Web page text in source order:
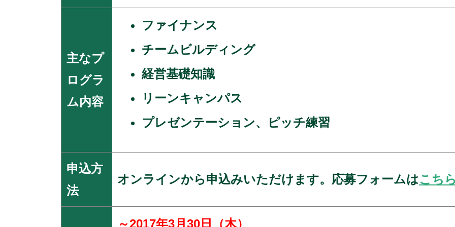
主なプ
ログラ
ム内容
ファイナンス
チームビルディング
経営基礎知識
リーンキャンパス
プレゼンテーション、ピッチ練習
申込方
法
オンラインから申込みいただけます。応募フォームはこち
～2017年3月30日（木）